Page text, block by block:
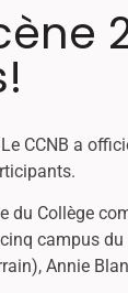
CCNB a
du Collège
campus
Annie